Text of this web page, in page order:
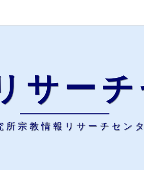
サー
宗教情報リサーチセン